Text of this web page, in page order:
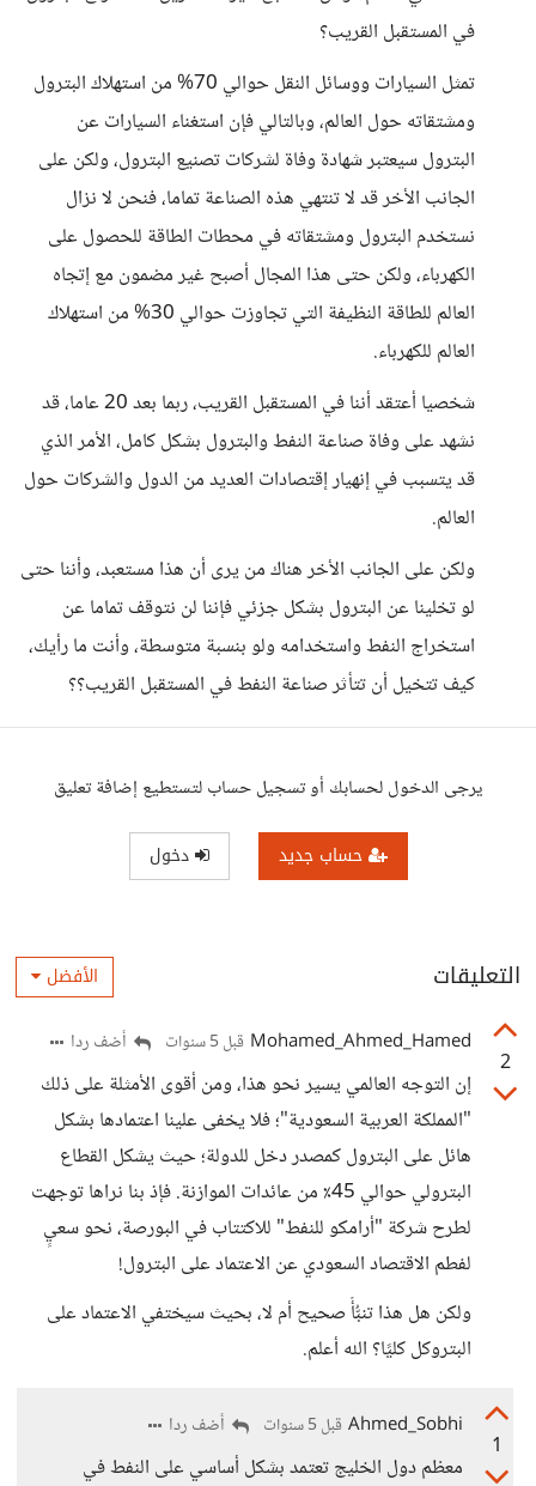
في المستقبل القريب؟
تمثل السيارات ووسائل النقل حوالي 70% من استهلاك البترول
ومشتقاته حول العالم، وبالتالي فإن استغناء السيارات عن
البترول سيعتبر شهادة وفاة لشركات تصنيع البترول، ولكن على
الجانب الأخر قد لا تنتهي هذه الصناعة تماما، فنحن لا نزال
نستخدم البترول ومشتقاته في محطات الطاقة للحصول على
الكهرباء، ولكن حتى هذا المجال أصبح غير مضمون مع إتجاه
العالم للطاقة النظيفة التي تجاوزت حوالي 30% من استهلاك
العالم للكهرباء.
شخصيا أعتقد أننا في المستقبل القريب، ربما بعد 20 عاما، قد
نشهد على وفاة صناعة النفط والبترول بشكل كامل، الأمر الذي
قد يتسبب في إنهيار إقتصادات العديد من الدول والشركات حول
العالم.
ولكن على الجانب الأخر هناك من يرى أن هذا مستعبد، وأننا حتى
لو تخلينا عن البترول بشكل جزئي فإننا لن نتوقف تماما عن
استخراج النفط واستخدامه ولو بنسبة متوسطة، وأنت ما رأيك،
كيف تتخيل أن تتأثر صناعة النفط في المستقبل القريب؟؟
يرجى الدخول لحسابك أو تسجيل حساب لتستطيع إضافة تعليق
حساب جديد دخول
التعليقات الأفضل
2
Mohamed_Ahmed_Hamed قبل 5 سنوات أضف ردا
إن التوجه العالمي يسير نحو هذا، ومن أقوى الأمثلة على ذلك
"المملكة العربية السعودية"؛ فلا يخفى علينا اعتمادها بشكل
هائل على البترول كمصدر دخل للدولة؛ حيث يشكل القطاع
البترولي حوالي 45٪ من عائدات الموازنة. فإذ بنا نراها توجهت
لطرح شركة "أرامكو للنفط" للاكتتاب في البورصة، نحو سعيٍ
لفطم الاقتصاد السعودي عن الاعتماد على البترول!
ولكن هل هذا تنبُّأٌ صحيح أم لا، بحيث سيختفي الاعتماد على
البتروكل كليًا؟ الله أعلم.
1
Ahmed_Sobhi قبل 5 سنوات أضف ردا
معظم دول الخليج تعتمد بشكل أساسي على النفط في